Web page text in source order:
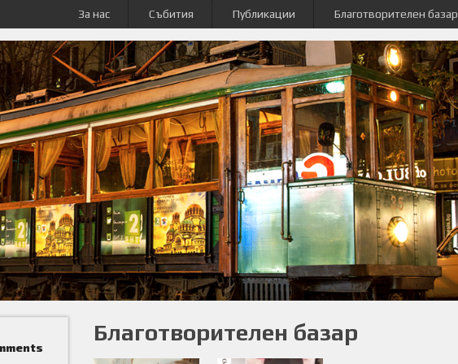
За нас Събития Публикации Благотворителен базар
Благотворителен базар